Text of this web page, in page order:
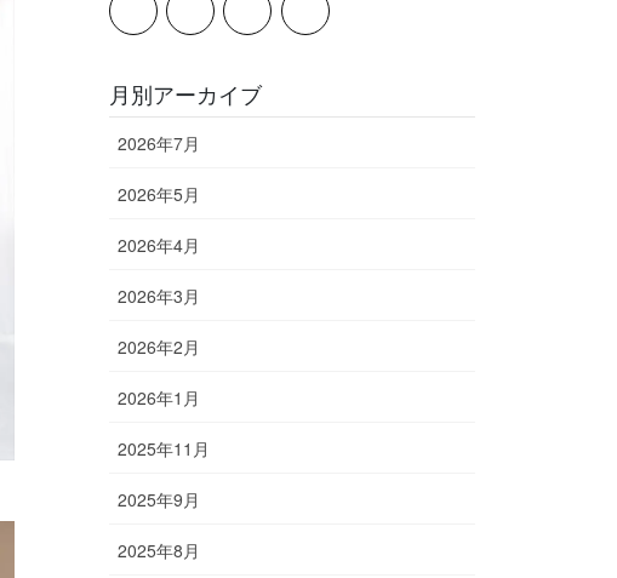
月別アーカイブ
2026年7月
2026年5月
2026年4月
2026年3月
2026年2月
2026年1月
2025年11月
2025年9月
2025年8月